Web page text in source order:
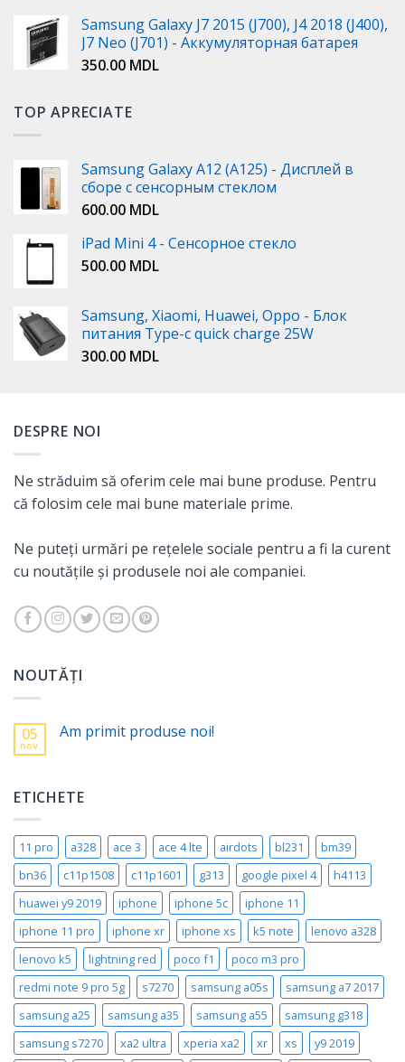
Samsung Galaxy J7 2015 (J700), J4 2018 (J400),
J7 Neo (J701) - Аккумуляторная батарея
350.00 MDL
TOP APRECIATE
Samsung Galaxy A12 (A125) - Дисплей в
сборе с сенсорным стеклом
600.00 MDL
iPad Mini 4 - Сенсорное стекло
500.00 MDL
Samsung, Xiaomi, Huawei, Oppo - Блок
питания Type-c quick charge 25W
300.00 MDL
DESPRE NOI
Ne străduim să oferim cele mai bune produse. Pentru
că folosim cele mai bune materiale prime.
Ne puteți urmări pe rețelele sociale pentru a fi la curent
cu noutățile și produsele noi ale companiei.
NOUTĂȚI
05
nov.
Am primit produse noi!
ETICHETE
11 pro a328 ace 3 ace 4 lte airdots bl231
bm39
bn36
c11p1508 c11p1601 g313 google pixel 4
h4113
huawei y9 2019
iphone iphone 5c
iphone 11
iphone 11 pro
iphone xr iphone xs k5 note
lenovo a328
lenovo k5
lightning red poco f1
poco m3 pro
redmi note 9 pro 5g
s7270 samsung a05s
samsung a7 2017
samsung a25
samsung a35 samsung a55
samsung g318
samsung s7270
xa2 ultra xperia xa2 xr xs y9 2019